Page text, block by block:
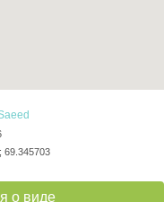
69.345703
о виде